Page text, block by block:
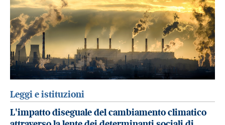
Leggi e istituzioni
L'impatto diseguale del cambiamento climatico